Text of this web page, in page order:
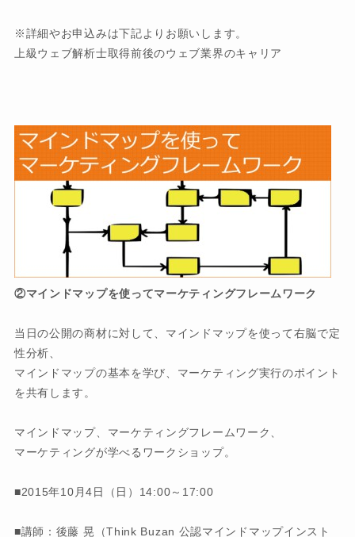
※詳細やお申込みは下記よりお願いします。
上級ウェブ解析士取得前後のウェブ業界のキャリア
②マインドマップを使ってマーケティングフレームワーク
当日の公開の商材に対して、マインドマップを使って右脳で定
性分析、
マインドマップの基本を学び、マーケティング実行のポイント
を共有します。
マインドマップ、マーケティングフレームワーク、
マーケティングが学べるワークショップ​。
■2015年10月4日（日）14:00～17:00
■講師：後藤 晃（Think Buzan 公認マインドマップインスト